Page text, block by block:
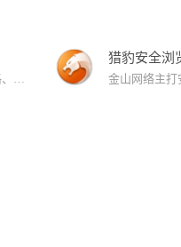
极简浏览器是一款简约风格、极速安全、无广告、无弹窗的浏览器。极简浏览器提供了浏览器的基本功能。满足用户的极速安全上网的同时，无广告、无弹窗、简洁的界面等特点给用户带来不一样的浏览体验！
猎豹安全浏